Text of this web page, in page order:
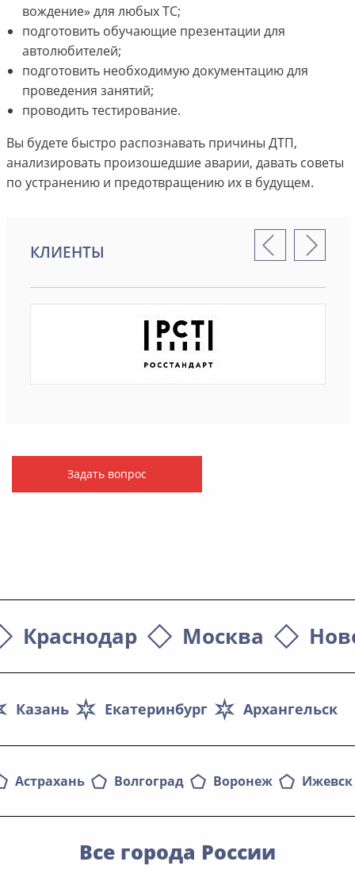
вождение» для любых ТС;
подготовить обучающие презентации для
автолюбителей;
подготовить необходимую документацию для
проведения занятий;
проводить тестирование.
Вы будете быстро распознавать причины ДТП,
анализировать произошедшие аварии, давать советы
по устранению и предотвращению их в будущем.
КЛИЕНТЫ
Задать вопрос
Краснодар Москва
Архангельск
Екатеринбург
Казань
Астрахань Волгоград Воронеж Ижевск
Все города России